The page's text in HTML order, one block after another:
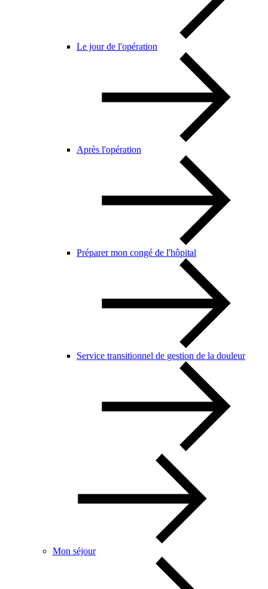
Le jour de l'opération
Après l'opération
Préparer mon congé de l'hôpital
Service transitionnel de gestion de la douleur
Mon séjour